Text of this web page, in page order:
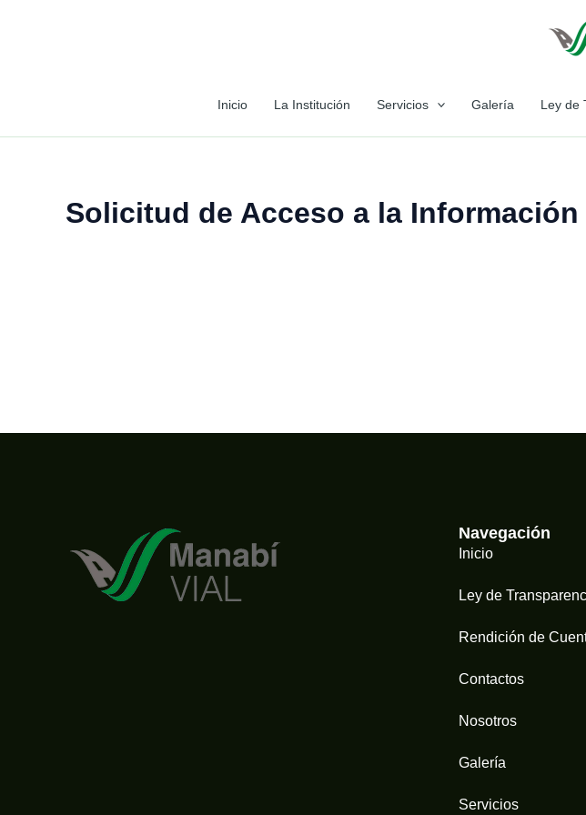
Inicio La Institución Servicios Galería Ley de
Solicitud de Acceso a la
Navegación
Inicio
Ley de
Rendición de
Contactos
Nosotros
Galería
Servicios